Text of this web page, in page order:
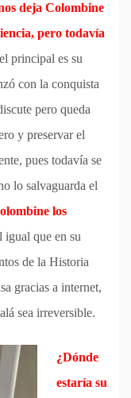
deja Colombine
pero todavía
principal es su
con la conquista
pero queda
y preservar el
pues todavía se
lo salvaguarda el
los
que en su
de la Historia
gracias a internet,
sea irreversible.
¿Dónde
estaría su